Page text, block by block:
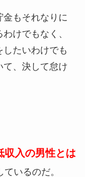
もそれなりに
けでもなく、
たいわけでも
て、決して怠け
収入の男性とは
ているのだ。